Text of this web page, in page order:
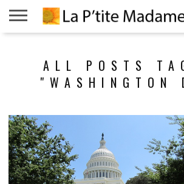
VIVRE
PROPOSALL POSTS
"WASHINGTON